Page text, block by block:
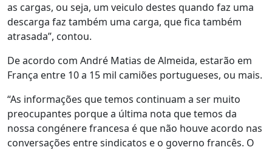
as cargas, ou seja, um veiculo destes quando faz uma
descarga faz também uma carga, que fica também
atrasada”, contou.
De acordo com André Matias de Almeida, estarão em
França entre 10 a 15 mil camiões portugueses, ou mais.
“As informações que temos continuam a ser muito
preocupantes porque a última nota que temos da
nossa congénere francesa é que não houve acordo nas
conversações entre sindicatos e o governo francês. O